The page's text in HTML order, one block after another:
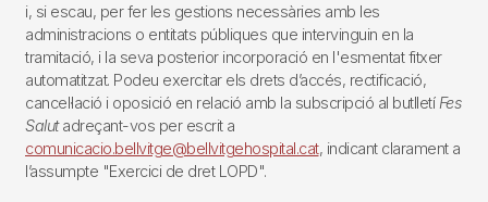
i, si escau, per fer les gestions necessàries amb les
administracions o entitats públiques que intervinguin en la
tramitació, i la seva posterior incorporació en l'esmentat fitxer
automatitzat. Podeu exercitar els drets d’accés, rectificació,
cancel·lació i oposició en relació amb la subscripció al butlletí Fes
Salutadreçant-vos per escrit a
comunicacio.bellvitge@bellvitgehospital.cat, indicant clarament a
l’assumpte "Exercici de dret LOPD".